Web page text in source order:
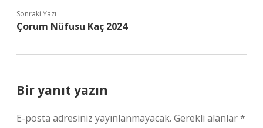
Sonraki Yazı
Çorum Nüfusu Kaç 2024
Bir yanıt yazın
E-posta adresiniz yayınlanmayacak. Gerekli alanlar*